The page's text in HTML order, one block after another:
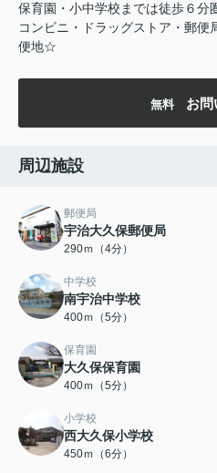
保育園・小中学校までは徒歩６分
コンビニ・ドラッグストア・郵便
便地☆
無料 お問
周辺施設
郵便局
宇治大久保郵便局
290ｍ（4分）
中学校
南宇治中学校
400ｍ（5分）
保育園
大久保保育園
400ｍ（5分）
小学校
西大久保小学校
450ｍ（6分）